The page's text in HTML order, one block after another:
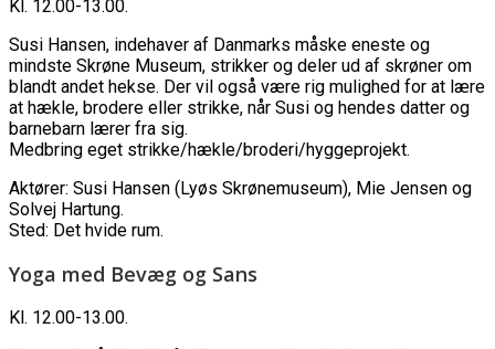
Kl. 12.00-13.00.
Susi Hansen, indehaver af Danmarks måske eneste og
mindste Skrøne Museum, strikker og deler ud af skrøner om
blandt andet hekse. Der vil også være rig mulighed for at lære
at hækle, brodere eller strikke, når Susi og hendes datter og
barnebarn lærer fra sig.
Medbring eget strikke/hækle/broderi/hyggeprojekt.
Aktører: Susi Hansen (Lyøs Skrønemuseum), Mie Jensen og
Solvej Hartung.
Sted: Det hvide rum.
Yoga med Bevæg og Sans
Kl. 12.00-13.00.